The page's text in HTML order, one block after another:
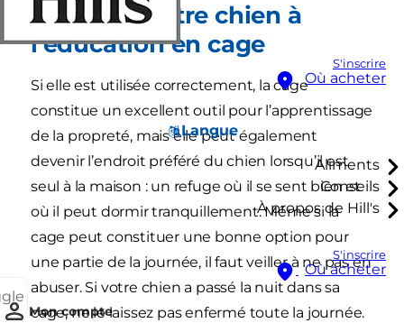
S'inscrire
Où acheter
Langue
Aliments
Conseils
À propos de Hill's
S'inscrire
Où acheter
Mon compte
Habituez votre chien à
l’éducation en cage
Si elle est utilisée correctement, la cage
constitue un excellent outil pour l’apprentissage
de la propreté, mais elle peut également
devenir l’endroit préféré du chien lorsqu’il est
seul à la maison : un refuge où il se sent bien et
où il peut dormir tranquillement. Même si la
cage peut constituer une bonne option pour
une partie de la journée, il faut veiller à ne pas en
abuser. Si votre chien a passé la nuit dans sa
cage, ne le laissez pas enfermé toute la journée.